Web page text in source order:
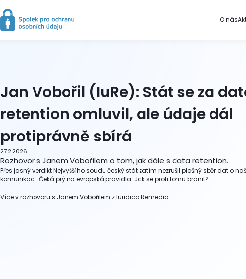
O nás
Jan Vobořil (IuRe): Stát se za
retention omluvil, ale údaje dál
protiprávně sbírá
27.2.2026
Rozhovor s Janem Vobořilem o tom, jak dále s data retention.
Přes jasný verdikt Nejvyššího soudu český stát zatím nezrušil plošný sběr dat o
komunikaci. Čeká prý na evropská pravidla. Jak se proti tomu bránit?
Více vrozhovoru s Janem Vobořilem zIuridica Remedia.